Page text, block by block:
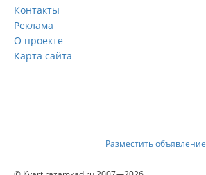
Контакты
Реклама
О проекте
Карта сайта
Разместить объявление